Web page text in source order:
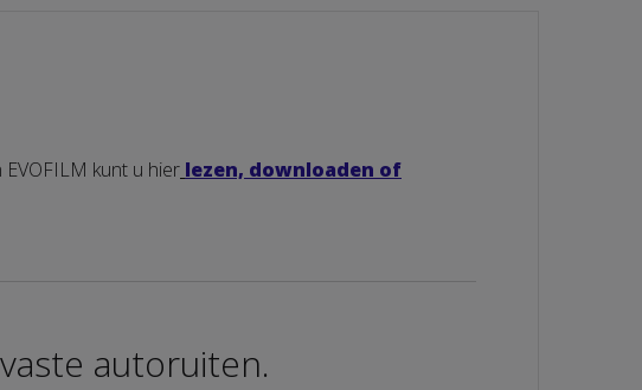
kunt u hier lezen, downloaden of
autoruiten.